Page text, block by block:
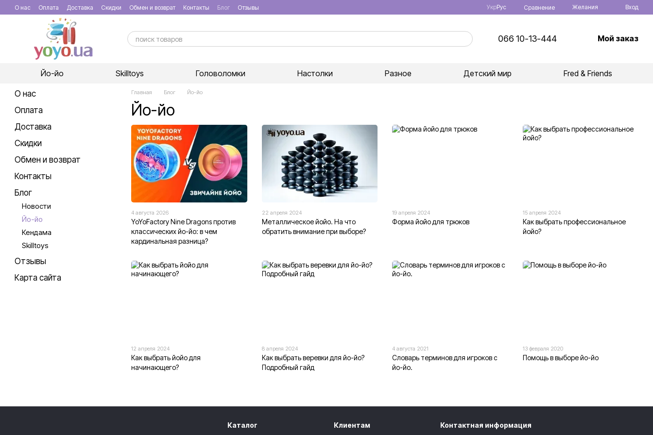
Перейти к основному контенту
О нас Оплата Доставка Скидки Обмен и возврат Контакты Блог Отзывы УкрРус Сравнение Желания Вход
066 10-13-444 Мой заказ
Йо-йо Skilltoys Головоломки Настолки Разное Детский мир Fred & Friends
Главная Блог Йо-йо
Йо-йо
4 августа 2026
YoYoFactory Nine Dragons против
классических йо-йо: в чем
кардинальная разница?
22 апреля 2024
Металлическое йойо. На что
обратить внимание при выборе?
19 апреля 2024
Форма йойо для трюков
15 апреля 2024
Как выбрать профессиональное
йойо?
12 апреля 2024
Как выбрать йойо для
начинающего?
8 апреля 2024
Как выбрать веревки для йо-йо?
Подробный гайд
4 августа 2021
Словарь терминов для игроков с
йо-йо.
13 февраля 2020
Помощь в выборе йо-йо
О нас
Оплата
Доставка
Скидки
Обмен и возврат
Контакты
Блог
Новости
Йо-йо
Кендама
Skilltoys
Отзывы
Карта сайта
Каталог Клиентам Контактная информация